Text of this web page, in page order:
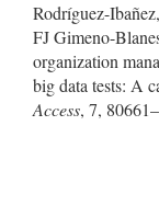
Rodríguez-
FJ Gimeno-
organization
big data tests: A
Access, 7,